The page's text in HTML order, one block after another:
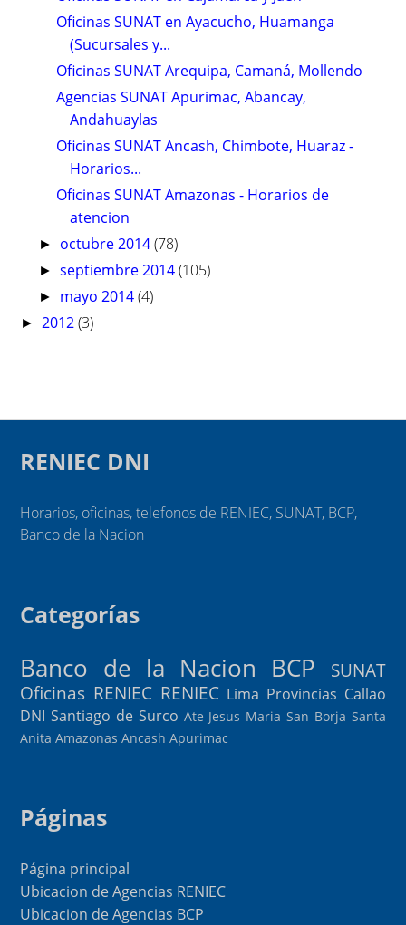
Oficinas SUNAT en Ayacucho, Huamanga
(Sucursales y...
Oficinas SUNAT Arequipa, Camaná, Mollendo
Agencias SUNAT Apurimac, Abancay,
Andahuaylas
Oficinas SUNAT Ancash, Chimbote, Huaraz -
Horarios...
Oficinas SUNAT Amazonas - Horarios de
atencion
► octubre 2014(78)
► septiembre 2014(105)
► mayo 2014(4)
► 2012(3)
RENIEC DNI
Horarios, oficinas, telefonos de RENIEC, SUNAT, BCP,
Banco de la Nacion
Categorías
Banco de la Nacion BCP
SUNAT
Oficinas RENIEC RENIEC Lima Provincias Callao
DNI Santiago de Surco Ate Jesus Maria San Borja Santa
Anita Amazonas Ancash Apurimac
Páginas
Página principal
Ubicacion de Agencias RENIEC
Ubicacion de Agencias BCP